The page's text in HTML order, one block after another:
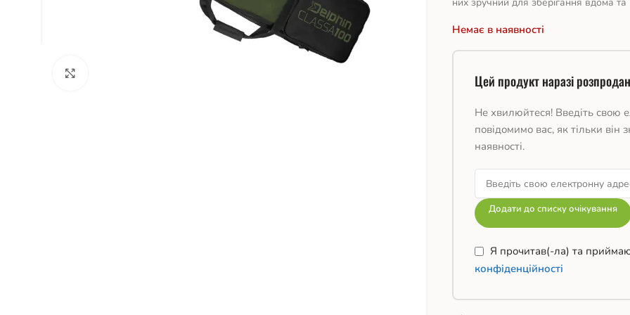
Немає в наявності
Цей продукт наразі
Не хвилюйтеся! Введіть свою
повідомимо вас, як тільки він
наявності.
Додати до списку очікування
Я прочитав(-ла) та
конфіденційності